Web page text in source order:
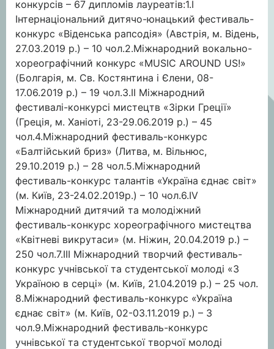
конкурсів – 67 дипломів лауреатів:1.І
Інтернаціональний дитячо-юнацький фестиваль-
конкурс «Віденська рапсодія» (Австрія, м. Відень,
27.03.2019 р.) – 10 чол.2.Міжнародний вокально-
хореографічний конкурс «MUSIC AROUND US!»
(Болгарія, м. Св. Костянтина і Єлени, 08-
17.06.2019 р.) – 19 чол.3.ІІ Міжнародний
фестивалі-конкурсі мистецтв «Зірки Греції»
(Греція, м. Ханіоті, 23-29.06.2019 р.) – 45
чол.4.Міжнародний фестиваль-конкурс
«Балтійський бриз» (Литва, м. Вільнюс,
29.10.2019 р.) – 28 чол.5.Міжнародний
фестиваль-конкурс талантів «Україна єднає світ»
(м. Київ, 23-24.02.2019р.) – 10 чол.6.IV
Міжнародний дитячий та молодіжний
фестиваль-конкурс хореографічного мистецтва
«Квітневі викрутаси» (м. Ніжин, 20.04.2019 р.) –
250 чол.7.ІІІ Міжнародний творчий фестиваль-
конкурс учнівської та студентської молоді «З
Україною в серці» (м. Київ, 21.04.2019 р.) – 25 чол.
8.Міжнародний фестиваль-конкурс «Україна
єднає світ» (м. Київ, 02-03.11.2019 р.) – 3
чол.9.Міжнародний фестиваль-конкурс
учнівської та студентської творчої молоді